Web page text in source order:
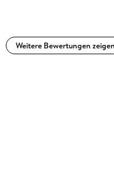
Weitere Bewertungen zeigen